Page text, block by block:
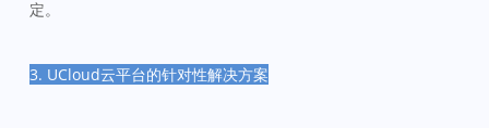
定。
3. UCloud云平台的针对性解决方案